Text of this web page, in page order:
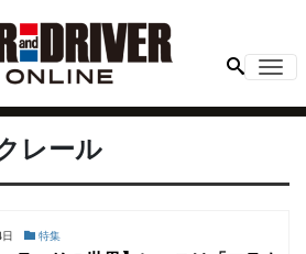
レール
特集